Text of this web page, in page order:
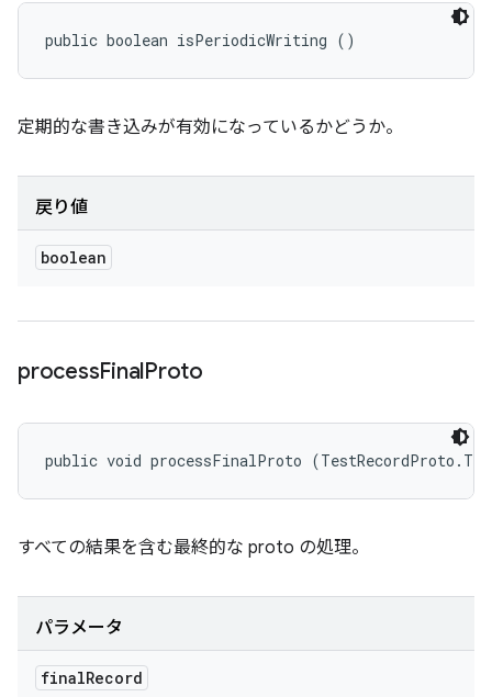
public boolean isPeriodicWriting ()
定期的な書き込みが有効になっているかどうか。
戻り値
boolean
processFinalProto
public void processFinalProto
すべての結果を含む最終的な proto の処理。
パラメータ
finalRecord